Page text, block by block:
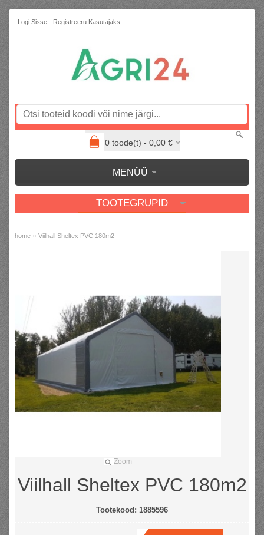
Logi Sisse Registreeru Kasutajaks
0toode(t) - 0,00€
MENÜÜ
TOOTEGRUPID
home » Viilhall Sheltex PVC 180m2
Zoom
Viilhall Sheltex PVC 180m2
Tootekood: 1885596